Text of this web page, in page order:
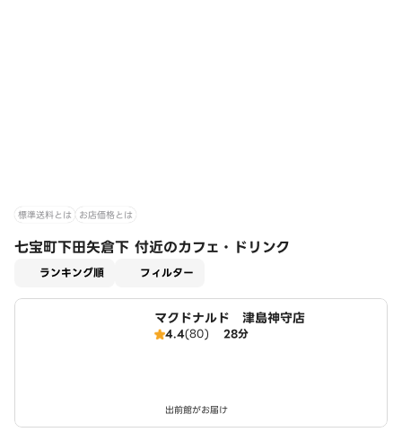
標準送料とは お店価格とは
七宝町下田矢倉下 付近のカフェ・ドリンク
ランキング順 フィルター
マクドナルド 津島神守店
4.4(80) 28分
出前館がお届け